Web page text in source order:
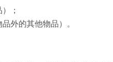
；
外的其他物品）。